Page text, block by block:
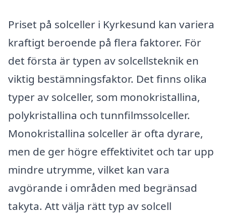
Priset på solceller i Kyrkesund kan variera
kraftigt beroende på flera faktorer. För
det första är typen av solcellsteknik en
viktig bestämningsfaktor. Det finns olika
typer av solceller, som monokristallina,
polykristallina och tunnfilmssolceller.
Monokristallina solceller är ofta dyrare,
men de ger högre effektivitet och tar upp
mindre utrymme, vilket kan vara
avgörande i områden med begränsad
takyta. Att välja rätt typ av solcell